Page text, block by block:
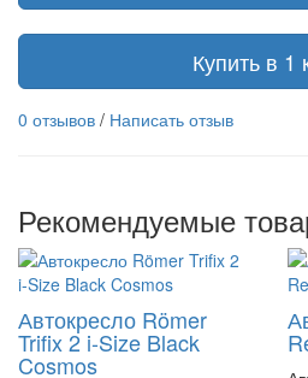
Купить в 1
0 отзывов / Написать отзыв
Рекомендуемые
Автокресло Römer
Trifix 2 i-Size Black
Cosmos